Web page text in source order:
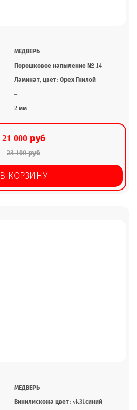
МЕДВЕРЬ
Порошковое напыление № 14
Ламинат, цвет: Орех Гнилой
–
2 мм
21 000 руб
23 100 руб
В КОРЗИНУ
МЕДВЕРЬ
Винилискожа цвет: vk31синий